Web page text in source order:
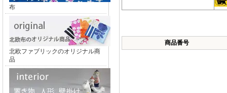
布
北欧ファブリックのオリジナル商
品
商品番号